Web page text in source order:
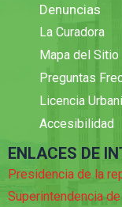
Denuncias
La Curadora
Mapa del Sitio
Preguntas
Licencia
Accesibilidad
ENLACES DE
Presidencia de la
Superintendencia